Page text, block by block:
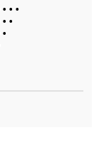
• • •
• •
•